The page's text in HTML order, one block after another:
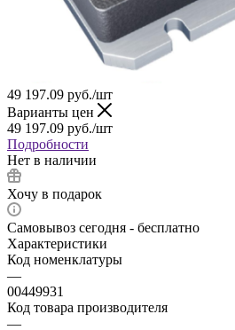
49 197.09 руб./шт
Варианты цен
49 197.09 руб./шт
Подробности
Нет в наличии
Хочу в подарок
Самовывоз сегодня - бесплатно
Характеристики
Код номенклатуры
—
00449931
Код товара производителя
—